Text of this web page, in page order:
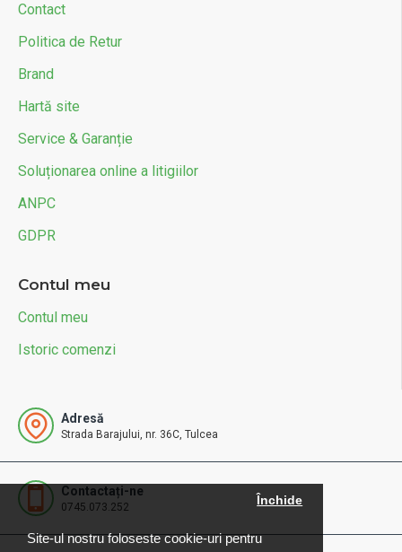
Site-ul nostru foloseste cookie-uri pentru
Închide
Contact
Politica de Retur
Brand
Hartă site
Service & Garanție
Soluționarea online a litigiilor
ANPC
GDPR
Contul meu
Contul meu
Istoric comenzi
Adresă
Strada Barajului, nr. 36C, Tulcea
Contactați-ne
0745.073.252